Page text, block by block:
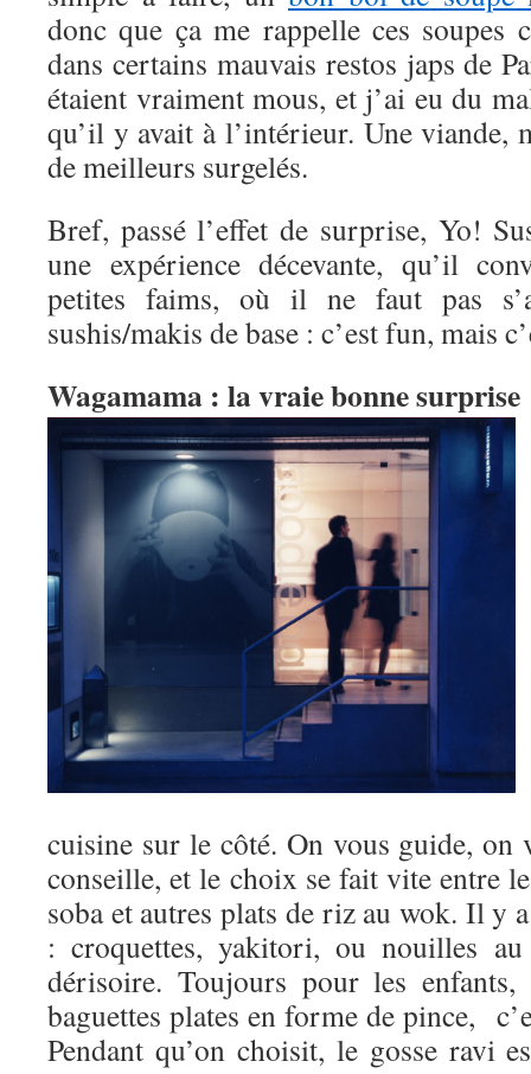
donc que ça me rappelle ces soupes
dans certains mauvais restos japs de
étaient vraiment mous, et j’ai eu du
qu’il y avait à l’intérieur. Une viande,
de meilleurs surgelés.
Bref, passé l’effet de surprise, Yo!
une expérience décevante, qu’il
petites faims, où il ne faut pas
sushis/makis de base : c’est fun, mais
Wagamama : la vraie bonne surprise
cuisine sur le côté. On vous guide, on
conseille, et le choix se fait vite entre
soba et autres plats de riz au wok. Il y
: croquettes, yakitori, ou nouilles
dérisoire. Toujours pour les
baguettes plates en forme de pince,
Pendant qu’on choisit, le gosse ravi